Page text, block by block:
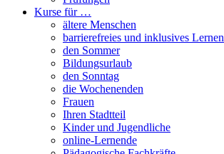
Kurse für …
ältere Menschen
barrierefreies und inklusives Lernen
den Sommer
Bildungsurlaub
den Sonntag
die Wochenenden
Frauen
Ihren Stadtteil
Kinder und Jugendliche
online-Lernende